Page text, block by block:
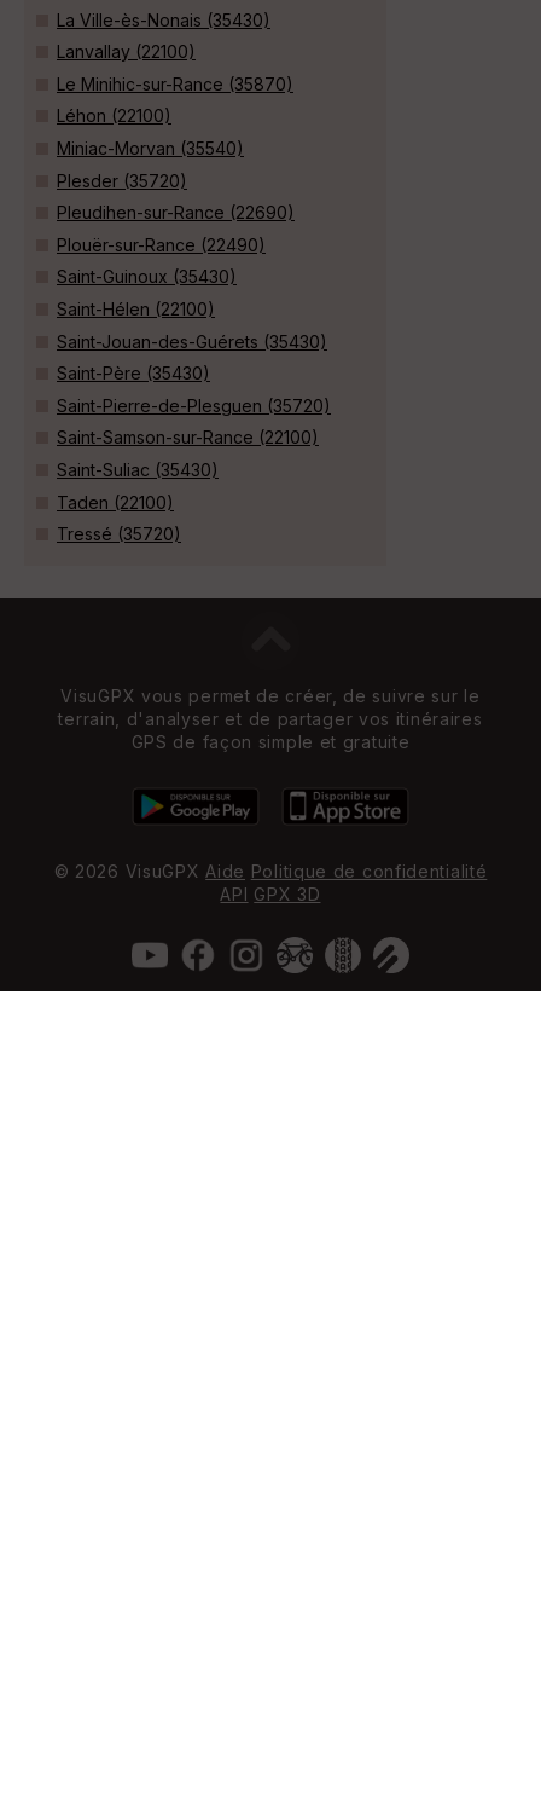
La Ville-ès-Nonais (35430)
Lanvallay (22100)
Le Minihic-sur-Rance (35870)
Léhon (22100)
Miniac-Morvan (35540)
Plesder (35720)
Pleudihen-sur-Rance (22690)
Plouër-sur-Rance (22490)
Saint-Guinoux (35430)
Saint-Hélen (22100)
Saint-Jouan-des-Guérets (35430)
Saint-Père (35430)
Saint-Pierre-de-Plesguen (35720)
Saint-Samson-sur-Rance (22100)
Saint-Suliac (35430)
Taden (22100)
Tressé (35720)
VisuGPX vous permet de créer, de suivre sur le
terrain, d'analyser et de partager vos itinéraires
GPS de façon simple et gratuite
© 2026 VisuGPX Aide Politique de confidentialité
API GPX 3D